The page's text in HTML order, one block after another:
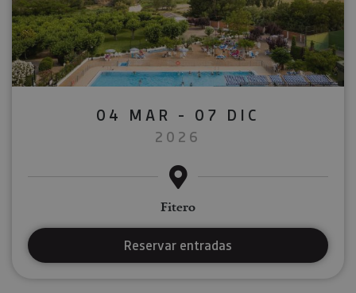
04 MAR - 07 DIC
2026
Fitero
Reservar entradas